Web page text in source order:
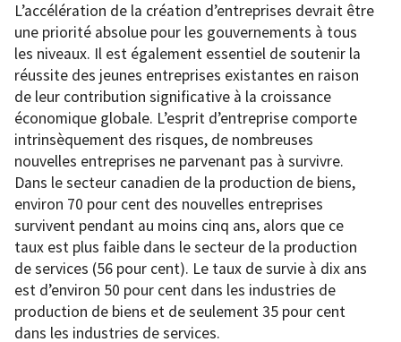
L’accélération de la création d’entreprises devrait être
une priorité absolue pour les gouvernements à tous
les niveaux. Il est également essentiel de soutenir la
réussite des jeunes entreprises existantes en raison
de leur contribution significative à la croissance
économique globale. L’esprit d’entreprise comporte
intrinsèquement des risques, de nombreuses
nouvelles entreprises ne parvenant pas à survivre.
Dans le secteur canadien de la production de biens,
environ 70 pour cent des nouvelles entreprises
survivent pendant au moins cinq ans, alors que ce
taux est plus faible dans le secteur de la production
de services (56 pour cent). Le taux de survie à dix ans
est d’environ 50 pour cent dans les industries de
production de biens et de seulement 35 pour cent
dans les industries de services.